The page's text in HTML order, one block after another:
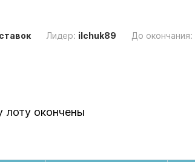
Лидер: ilchuk89 До окончания:
лоту окончены